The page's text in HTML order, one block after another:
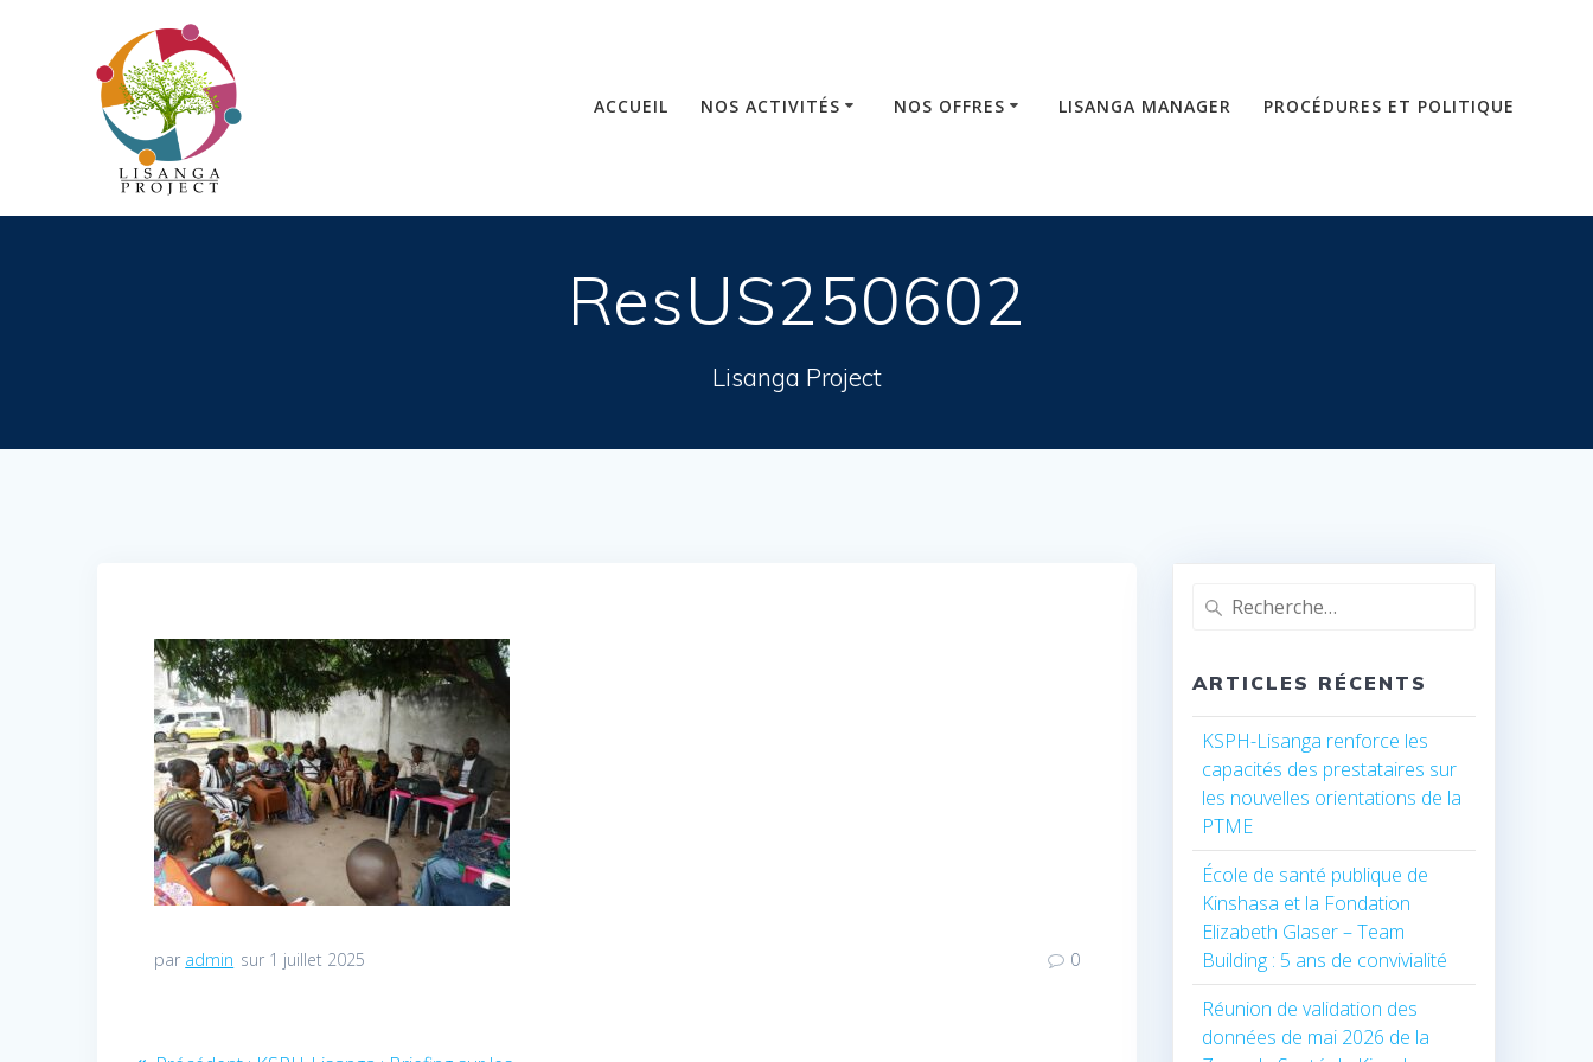
ACCUEIL NOS ACTIVITÉS NOS OFFRES LISANGA MANAGER PROCÉDURES ET POLITIQUE
ResUS250602
Lisanga Project
par admin sur 1 juillet 2025 0
Recherche
ARTICLES RÉCENTS
KSPH-Lisanga renforce les
capacités des prestataires sur
les nouvelles orientations de la
PTME
École de santé publique de
Kinshasa et la Fondation
Elizabeth Glaser – Team
Building : 5 ans de convivialité
Réunion de validation des
données de mai 2026 de la